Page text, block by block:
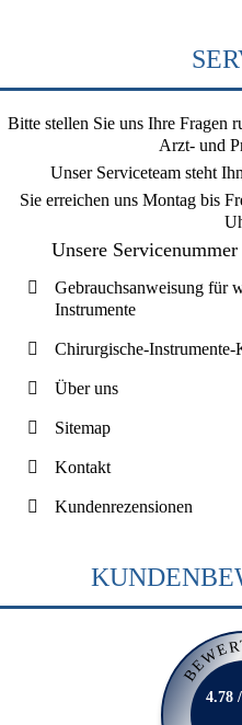
Bitte stellen Sie uns Ihre Fragen
Arzt- und
Unser Serviceteam steht
Sie erreichen uns Montag bis
Unsere
Gebrauchsanweisung für
Instrumente
Chirurgische-
Über uns
Sitemap
Kontakt
Kundenrezensionen
4.78